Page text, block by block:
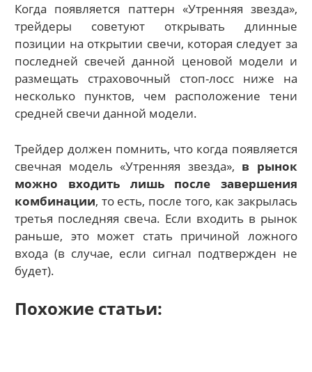
Когда появляется паттерн «Утренняя звезда»,
трейдеры советуют открывать длинные
позиции на открытии свечи, которая следует за
последней свечей данной ценовой модели и
размещать страховочный стоп-лосс ниже на
несколько пунктов, чем расположение тени
средней свечи данной модели.
Трейдер должен помнить, что когда появляется
свечная модель «Утренняя звезда», в рынок
можно входить лишь после завершения
комбинации, то есть, после того, как закрылась
третья последняя свеча. Если входить в рынок
раньше, это может стать причиной ложного
входа (в случае, если сигнал подтвержден не
будет).
Похожие статьи: